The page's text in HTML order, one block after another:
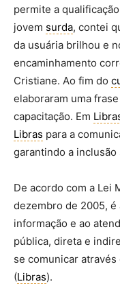
permite a
jovem surda, contei
da usuária brilhou e
encaminhamento
Cristiane. Ao fim do
elaboraram uma
capacitação. Em
Libras para a
garantindo a inclusão
De acordo com a Lei
dezembro de 2005, é
informação e ao
pública, direta e
se comunicar através
(Libras).